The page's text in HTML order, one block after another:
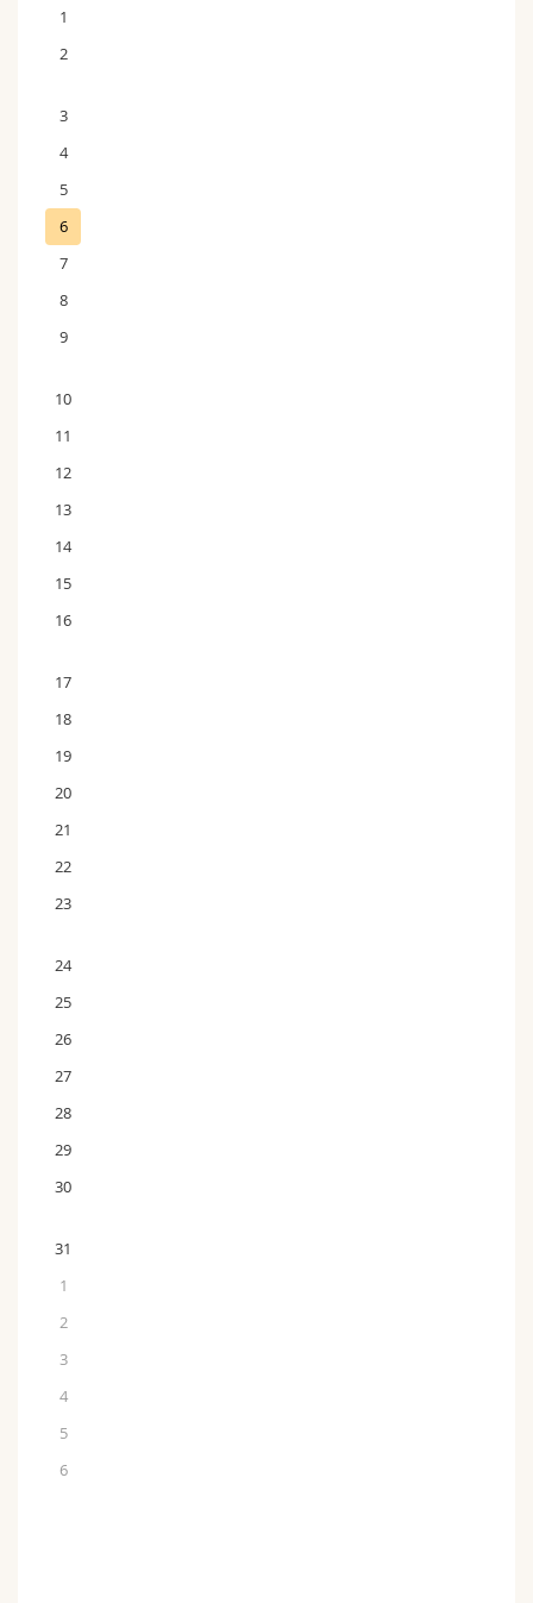
1
2
3
4
5
6
7
8
9
10
11
12
13
14
15
16
17
18
19
20
21
22
23
24
25
26
27
28
29
30
31
1
2
3
4
5
6